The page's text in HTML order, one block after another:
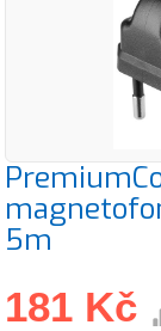
5m
181 Kč